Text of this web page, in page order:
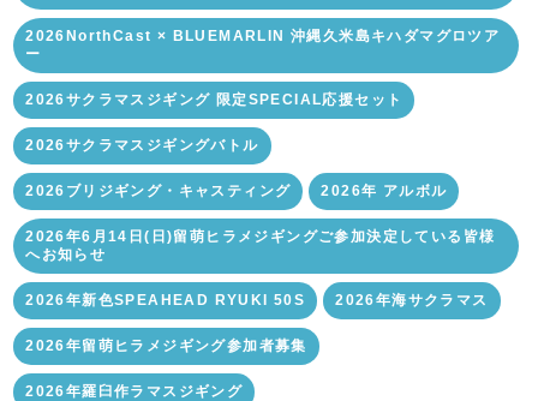
2026NorthCast × BLUEMARLIN 沖縄久米島キハダマグロツア
ー
2026サクラマスジギング 限定SPECIAL応援セット
2026サクラマスジギングバトル
2026ブリジギング・キャスティング 2026年 アルボル
2026年6月14日(日)留萌ヒラメジギングご参加決定している皆様
へお知らせ
2026年新色SPEAHEAD RYUKI 50S 2026年海サクラマス
2026年留萌ヒラメジギング参加者募集
2026年羅臼作ラマスジギング